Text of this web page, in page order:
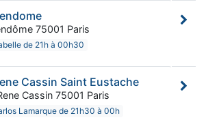
75001 Paris
de 21h à 00h30
Cassin Saint Eustache
Cassin 75001 Paris
Lamarque de 21h30 à 00h